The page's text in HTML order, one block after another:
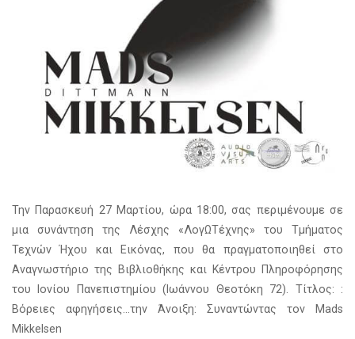
Την Παρασκευή 27 Μαρτίου, ώρα 18:00, σας περιμένουμε σε
μια συνάντηση της Λέσχης «ΛογΩΤέχνης» του Τμήματος
Τεχνών Ήχου και Εικόνας, που θα πραγματοποιηθεί στο
Αναγνωστήριο της Βιβλιοθήκης και Κέντρου Πληροφόρησης
του Ιονίου Πανεπιστημίου (Ιωάννου Θεοτόκη 72). Τίτλος: :
Βόρειες αφηγήσεις…την Άνοιξη: Συναντώντας τον Mads
Mikkelsen